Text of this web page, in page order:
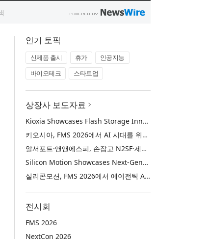
인기 토픽
신제품 출시 휴가
인공지능
바이오테크
스타트업
상장사 보도자료
Kioxia Showcases Flash Storage Innovations for the AI Era at FMS 2026
키오시아, FMS 2026에서 AI 시대를 위한 플래시 스토리지 혁신 선보여
알서포트·앤앤에스피, 손잡고 N2SF·제어망 시장 공략
Silicon Motion Showcases Next-Generation Storage Solutions for Agentic AI Applications at FMS 2026
실리콘모션, FMS 2026에서 에이전틱 AI에 활용하기 위한 차세대 스토리지 솔루션 공개
전시회
FMS 2026
NextCon 2026